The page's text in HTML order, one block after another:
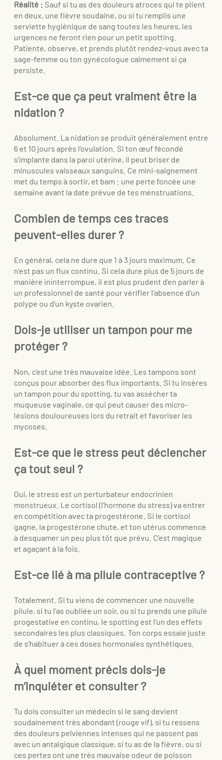
Réalité : Sauf si tu as des douleurs atroces qui te plient
en deux, une fièvre soudaine, ou si tu remplis une
serviette hygiénique de sang toutes les heures, les
urgences ne feront rien pour un petit spotting.
Patiente, observe, et prends plutôt rendez-vous avec ta
sage-femme ou ton gynécologue calmement si ça
persiste.
Est-ce que ça peut vraiment être la
nidation ?
Absolument. La nidation se produit généralement entre
6 et 10 jours après l’ovulation. Si ton œuf fécondé
s’implante dans la paroi utérine, il peut briser de
minuscules vaisseaux sanguins. Ce mini-saignement
met du temps à sortir, et bam : une perte foncée une
semaine avant la date prévue de tes menstruations.
Combien de temps ces traces
peuvent-elles durer ?
En général, cela ne dure que 1 à 3 jours maximum. Ce
n’est pas un flux continu. Si cela dure plus de 5 jours de
manière ininterrompue, il est plus prudent d’en parler à
un professionnel de santé pour vérifier l’absence d’un
polype ou d’un kyste ovarien.
Dois-je utiliser un tampon pour me
protéger ?
Non, c’est une très mauvaise idée. Les tampons sont
conçus pour absorber des flux importants. Si tu insères
un tampon pour du spotting, tu vas assécher ta
muqueuse vaginale, ce qui peut causer des micro-
lésions douloureuses lors du retrait et favoriser les
mycoses.
Est-ce que le stress peut déclencher
ça tout seul ?
Oui, le stress est un perturbateur endocrinien
monstrueux. Le cortisol (l’hormone du stress) va entrer
en compétition avec ta progestérone. Si le cortisol
gagne, la progestérone chute, et ton utérus commence
à desquamer un peu plus tôt que prévu. C’est magique
et agaçant à la fois.
Est-ce lié à ma pilule contraceptive ?
Totalement. Si tu viens de commencer une nouvelle
pilule, si tu l’as oubliée un soir, ou si tu prends une pilule
progestative en continu, le spotting est l’un des effets
secondaires les plus classiques. Ton corps essaie juste
de s’habituer à ces doses hormonales synthétiques.
À quel moment précis dois-je
m’inquiéter et consulter ?
Tu dois consulter un médecin si le sang devient
soudainement très abondant (rouge vif), si tu ressens
des douleurs pelviennes intenses qui ne passent pas
avec un antalgique classique, si tu as de la fièvre, ou si
ces pertes ont une très mauvaise odeur de poisson